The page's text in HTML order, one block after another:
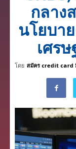
กลาง
นโยบา
เศร
โดย สมัคร credit card